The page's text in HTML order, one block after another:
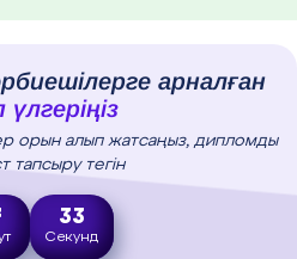
арналған
орын алып жатсаңыз, дипломды
тапсыру тегін
32
Секунд